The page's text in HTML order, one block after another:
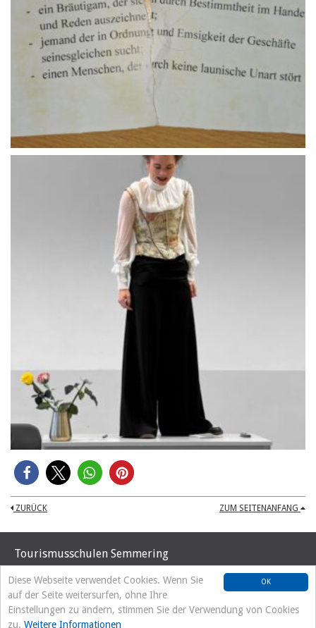
OK
Diese Webseite verwendet Cookies. Wenn Sie
auf der Seite weitersurfen, ohne Ihre
Einstellungen zu ändern, stimmen Sie der Verwendung von Cookies
zu. Weitere Informationen
ZURÜCK ZUM SEITENANFANG
Tourismusschulen Semmering
Hochstraße 37
A-2680 Semmering
Tel. +43 2664/8192
office@tourismusschulen-semmering.at